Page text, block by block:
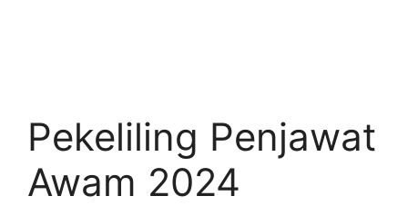
Pekeliling Penjawat
Awam 2024